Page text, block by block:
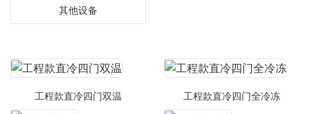
其他设备
工程款直冷四门双温 工程款直冷四门全冷冻